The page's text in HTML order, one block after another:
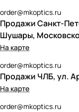
order@mkoptics.ru
Продажи Санкт-
Шушары,
На карте
order@mkoptics.ru
Продажи ЧЛБ, ул.
На карте
order@mkoptics.ru